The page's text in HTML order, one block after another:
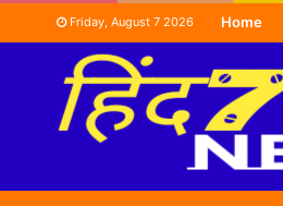
Friday, August 7 2026 Home